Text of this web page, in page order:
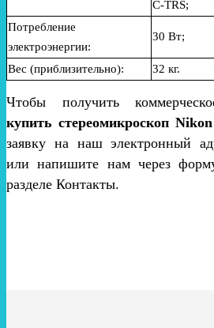
C-TRS;
Потребление
электроэнергии:
30 Вт;
Вес (приблизительно): 32 кг.
Чтобы получить
купить cтереомикроскоп
заявку на наш электронный
или напишите нам через
разделе Контакты.